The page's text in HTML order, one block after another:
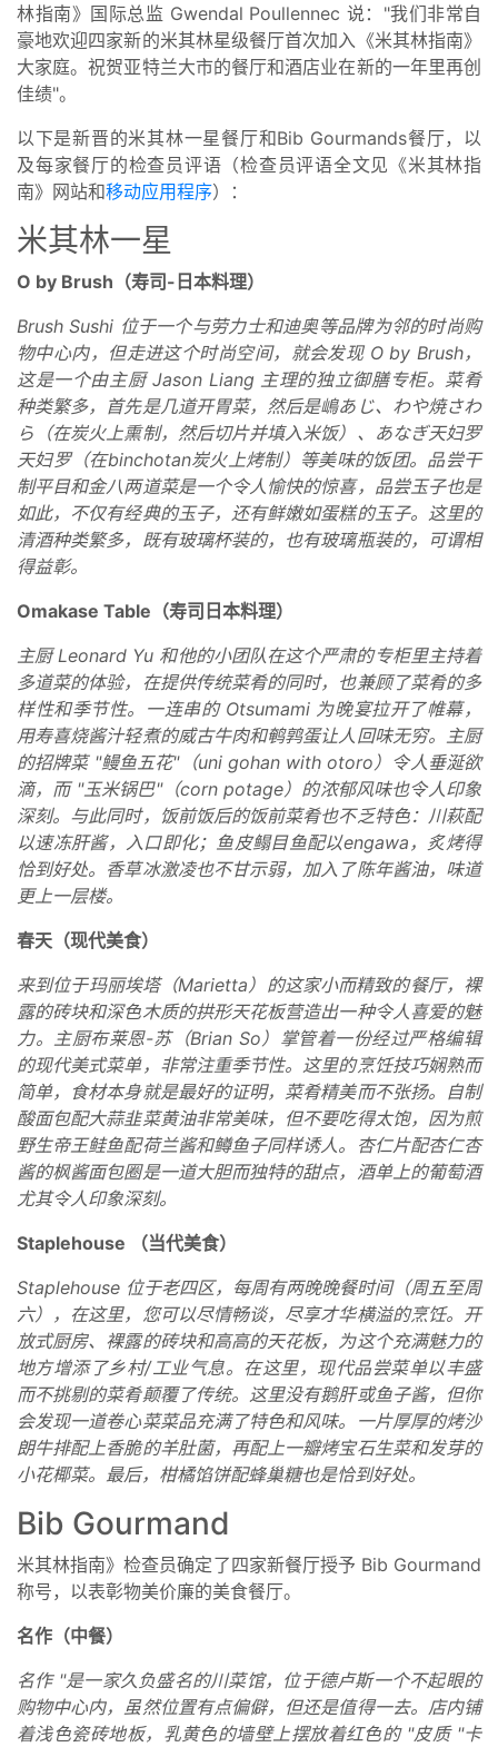
林指南》国际总监 Gwendal Poullennec 说："我们非常自
豪地欢迎四家新的米其林星级餐厅首次加入《米其林指南》
大家庭。祝贺亚特兰大市的餐厅和酒店业在新的一年里再创
佳绩"。
以下是新晋的米其林一星餐厅和Bib Gourmands餐厅，以
及每家餐厅的检查员评语（检查员评语全文见《米其林指
南》网站和移动应用程序）：
米其林一星
O by Brush（寿司-日本料理）
Brush Sushi 位于一个与劳力士和迪奥等品牌为邻的时尚购
物中心内，但走进这个时尚空间，就会发现 O by Brush，
这是一个由主厨 Jason Liang 主理的独立御膳专柜。菜肴
种类繁多，首先是几道开胃菜，然后是嶋あじ、わや焼さわ
ら（在炭火上熏制，然后切片并填入米饭）、あなぎ天妇罗
天妇罗（在binchotan炭火上烤制）等美味的饭团。品尝干
制平目和金八两道菜是一个令人愉快的惊喜，品尝玉子也是
如此，不仅有经典的玉子，还有鲜嫩如蛋糕的玉子。这里的
清酒种类繁多，既有玻璃杯装的，也有玻璃瓶装的，可谓相
得益彰。
Omakase Table（寿司日本料理）
主厨 Leonard Yu 和他的小团队在这个严肃的专柜里主持着
多道菜的体验，在提供传统菜肴的同时，也兼顾了菜肴的多
样性和季节性。一连串的 Otsumami 为晚宴拉开了帷幕，
用寿喜烧酱汁轻煮的威古牛肉和鹌鹑蛋让人回味无穷。主厨
的招牌菜 "鳗鱼五花"（uni gohan with otoro）令人垂涎欲
滴，而 "玉米锅巴"（corn potage）的浓郁风味也令人印象
深刻。与此同时，饭前饭后的饭前菜肴也不乏特色：川萩配
以速冻肝酱，入口即化；鱼皮鳎目鱼配以engawa，炙烤得
恰到好处。香草冰激凌也不甘示弱，加入了陈年酱油，味道
更上一层楼。
春天（现代美食）
来到位于玛丽埃塔（Marietta）的这家小而精致的餐厅，裸
露的砖块和深色木质的拱形天花板营造出一种令人喜爱的魅
力。主厨布莱恩-苏（Brian So）掌管着一份经过严格编辑
的现代美式菜单，非常注重季节性。这里的烹饪技巧娴熟而
简单，食材本身就是最好的证明，菜肴精美而不张扬。自制
酸面包配大蒜韭菜黄油非常美味，但不要吃得太饱，因为煎
野生帝王鲑鱼配荷兰酱和鳟鱼子同样诱人。杏仁片配杏仁杏
酱的枫酱面包圈是一道大胆而独特的甜点，酒单上的葡萄酒
尤其令人印象深刻。
Staplehouse （当代美食）
Staplehouse 位于老四区，每周有两晚晚餐时间（周五至周
六），在这里，您可以尽情畅谈，尽享才华横溢的烹饪。开
放式厨房、裸露的砖块和高高的天花板，为这个充满魅力的
地方增添了乡村/工业气息。在这里，现代品尝菜单以丰盛
而不挑剔的菜肴颠覆了传统。这里没有鹅肝或鱼子酱，但你
会发现一道卷心菜菜品充满了特色和风味。一片厚厚的烤沙
朗牛排配上香脆的羊肚菌，再配上一瓣烤宝石生菜和发芽的
小花椰菜。最后，柑橘馅饼配蜂巢糖也是恰到好处。
Bib Gourmand
米其林指南》检查员确定了四家新餐厅授予 Bib Gourmand
称号，以表彰物美价廉的美食餐厅。
名作（中餐）
名作 "是一家久负盛名的川菜馆，位于德卢斯一个不起眼的
购物中心内，虽然位置有点偏僻，但还是值得一去。店内铺
着浅色瓷砖地板，乳黄色的墙壁上摆放着红色的 "皮质 "卡